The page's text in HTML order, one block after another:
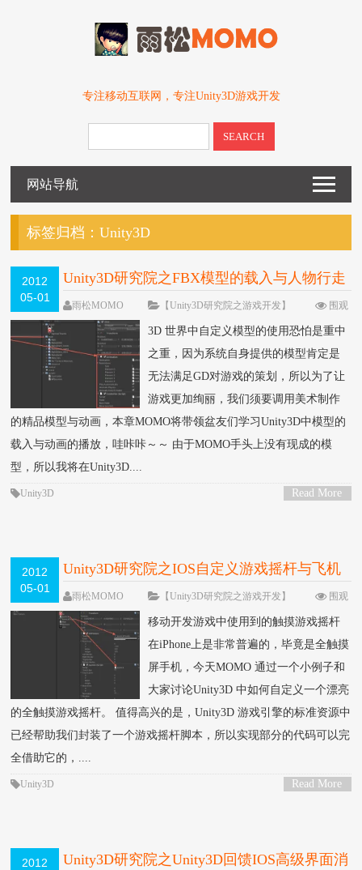
专注移动互联网，专注Unity3D游戏开发
SEARCH
网站导航
标签归档：Unity3D
2012
05-01
Unity3D研究院之FBX模型的载入与人物行走
动画的播放（十二）
雨松MOMO 【Unity3D研究院之游戏开发】
围观
189544次
19 条评论
3D 世界中自定义模型的使用恐怕是重中
之重，因为系统自身提供的模型肯定是
无法满足GD对游戏的策划，所以为了让
游戏更加绚丽，我们须要调用美术制作
的精品模型与动画，本章MOMO将带领盆友们学习Unity3D中模型的
载入与动画的播放，哇咔咔～～ 由于MOMO手头上没有现成的模
型，所以我将在Unity3D....
Read More
Unity3D
2012
05-01
Unity3D研究院之IOS自定义游戏摇杆与飞机
平滑的移动（十一）
雨松MOMO 【Unity3D研究院之游戏开发】
围观
42295次
25 条评论
移动开发游戏中使用到的触摸游戏摇杆
在iPhone上是非常普遍的，毕竟是全触摸
屏手机，今天MOMO 通过一个小例子和
大家讨论Unity3D 中如何自定义一个漂亮
的全触摸游戏摇杆。 值得高兴的是，Unity3D 游戏引擎的标准资源中
已经帮助我们封装了一个游戏摇杆脚本，所以实现部分的代码可以完
全借助它的，....
Read More
Unity3D
2012
Unity3D研究院之Unity3D回馈IOS高级界面消